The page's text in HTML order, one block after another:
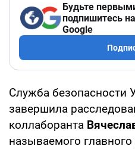
Будьте
подпишитесь
Google
Служба безопасности
завершила
коллаборанта
называемого главного